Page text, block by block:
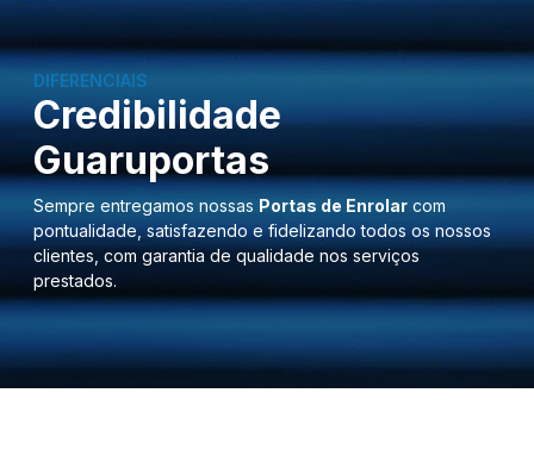
DIFERENCIAIS
Credibilidade
Guaruportas
Sempre entregamos nossas Portas de Enrolar com
pontualidade, satisfazendo e fidelizando todos os nossos
clientes, com garantia de qualidade nos serviços
prestados.